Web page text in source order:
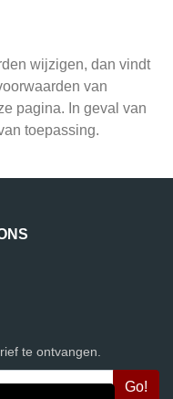
wijzigen, dan vindt
van
pagina. In geval van
toepassing.
te ontvangen.